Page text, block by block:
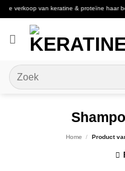
Ga
naar
van keratine & proteïne haar
Zoeken
naar:
Home / Product